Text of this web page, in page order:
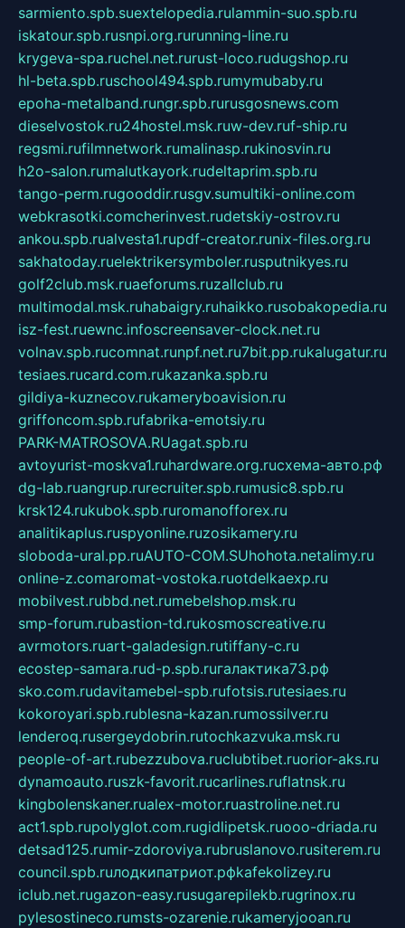
sarmiento.spb.suextelopedia.rulammin-suo.spb.ru
iskatour.spb.rusnpi.org.rurunning-line.ru
krygeva-spa.ruchel.net.rurust-loco.rudugshop.ru
hl-beta.spb.ruschool494.spb.rumymubaby.ru
epoha-metalband.rungr.spb.rurusgosnews.com
dieselvostok.ru24hostel.msk.ruw-dev.ruf-ship.ru
regsmi.rufilmnetwork.rumalinasp.rukinosvin.ru
h2o-salon.rumalutkayork.rudeltaprim.spb.ru
tango-perm.rugooddir.rusgv.sumultiki-online.com
webkrasotki.comcherinvest.rudetskiy-ostrov.ru
ankou.spb.rualvesta1.rupdf-creator.runix-files.org.ru
sakhatoday.ruelektrikersymboler.rusputnikyes.ru
golf2club.msk.ruaeforums.ruzallclub.ru
multimodal.msk.ruhabaigry.ruhaikko.rusobakopedia.ru
isz-fest.ruewnc.infoscreensaver-clock.net.ru
volnav.spb.rucomnat.runpf.net.ru7bit.pp.rukalugatur.ru
tesiaes.rucard.com.rukazanka.spb.ru
gildiya-kuznecov.rukameryboavision.ru
griffoncom.spb.rufabrika-emotsiy.ru
PARK-MATROSOVA.RUagat.spb.ru
avtoyurist-moskva1.ruhardware.org.ruсхема-авто.рф
dg-lab.ruangrup.rurecruiter.spb.rumusic8.spb.ru
krsk124.rukubok.spb.ruromanofforex.ru
analitikaplus.ruspyonline.ruzosikamery.ru
sloboda-ural.pp.ruAUTO-COM.SUhohota.netalimy.ru
online-z.comaromat-vostoka.ruotdelkaexp.ru
mobilvest.rubbd.net.rumebelshop.msk.ru
smp-forum.rubastion-td.rukosmoscreative.ru
avrmotors.ruart-galadesign.rutiffany-c.ru
ecostep-samara.rud-p.spb.ruгалактика73.рф
sko.com.rudavitamebel-spb.rufotsis.rutesiaes.ru
kokoroyari.spb.rublesna-kazan.rumossilver.ru
lenderoq.rusergeydobrin.rutochkazvuka.msk.ru
people-of-art.rubezzubova.ruclubtibet.ruorior-aks.ru
dynamoauto.ruszk-favorit.rucarlines.ruflatnsk.ru
kingbolenskaner.rualex-motor.ruastroline.net.ru
act1.spb.rupolyglot.com.rugidlipetsk.ruooo-driada.ru
detsad125.rumir-zdoroviya.rubruslanovo.rusiterem.ru
council.spb.ruлодкипатриот.рфkafekolizey.ru
iclub.net.rugazon-easy.rusugarepilekb.rugrinox.ru
pylesostineco.rumsts-ozarenie.rukameryjooan.ru